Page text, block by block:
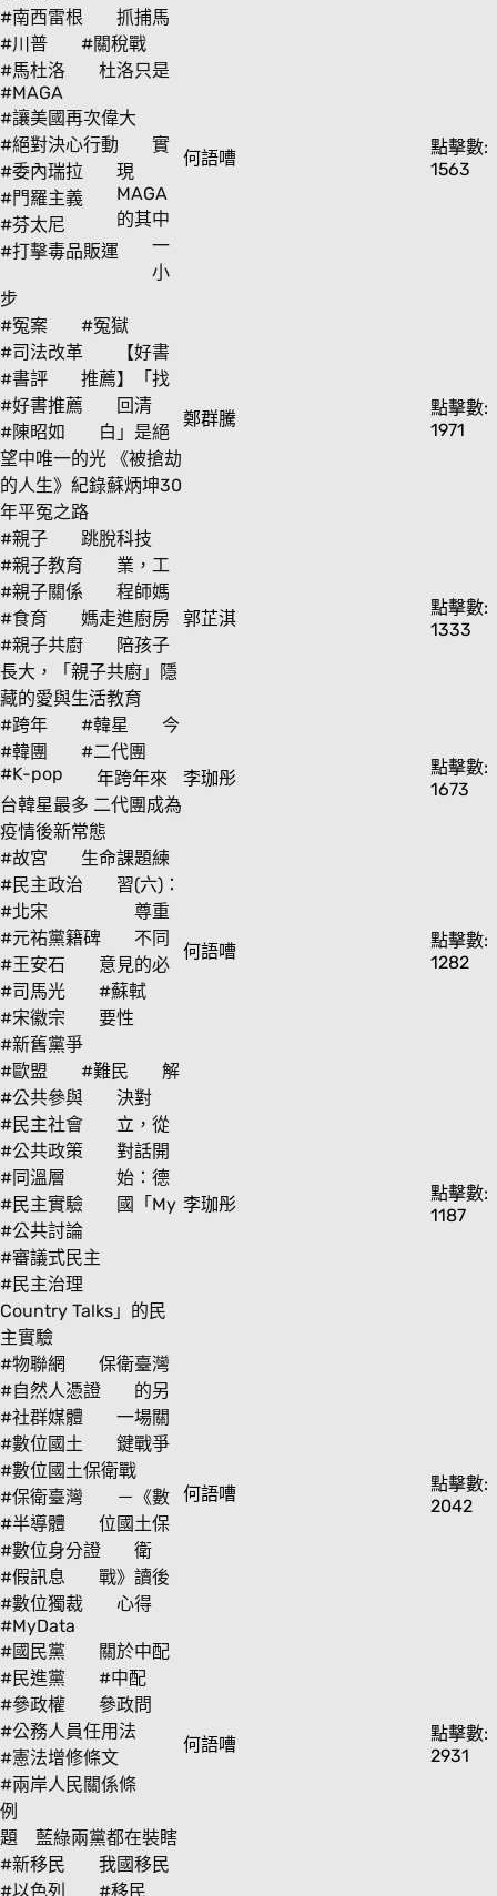
#南西雷根
#川普
#關稅戰
#馬杜洛
#MAGA
#讓美國再次偉大
#絕對決心行動
#委內瑞拉
#門羅主義
#芬太尼
#打擊毒品販運
抓捕馬
杜洛只是
實
現
MAGA
的其中
一
小
步
何語嘈
點擊數:
1563
#冤案
#冤獄
#司法改革
#書評
#好書推薦
#陳昭如
【好書
推薦】「找
回清
白」是絕
望中唯一的光 《被搶劫
的人生》紀錄蘇炳坤30
年平冤之路
鄭群騰
點擊數:
1971
#親子
#親子教育
#親子關係
#食育
#親子共廚
跳脫科技
業，工
程師媽
媽走進廚房
陪孩子
長大，「親子共廚」隱
藏的愛與生活教育
郭芷淇
點擊數:
1333
#跨年
#韓星
#韓團
#二代團
#K-pop
今
年跨年來
台韓星最多 二代團成為
疫情後新常態
李珈彤
點擊數:
1673
#故宮
#民主政治
#北宋
#元祐黨籍碑
#王安石
#司馬光
#蘇軾
#宋徽宗
#新舊黨爭
生命課題練
習(六)：
尊重
不同
意見的必
要性
何語嘈
點擊數:
1282
#歐盟
#難民
#公共參與
#民主社會
#公共政策
#同溫層
#民主實驗
#公共討論
#審議式民主
#民主治理
解
決對
立，從
對話開
始：德
國「My
Country Talks」的民
主實驗
李珈彤
點擊數:
1187
#物聯網
#自然人憑證
#社群媒體
#數位國土
#數位國土保衛戰
#保衛臺灣
#半導體
#數位身分證
#假訊息
#數位獨裁
#MyData
保衛臺灣
的另
一場關
鍵戰爭
－《數
位國土保
衛
戰》讀後
心得
何語嘈
點擊數:
2042
#國民黨
#民進黨
#中配
#參政權
#公務人員任用法
#憲法增修條文
#兩岸人民關係條
例
關於中配
參政問
題 藍綠兩黨都在裝瞎
何語嘈
點擊數:
2931
#新移民
#以色列
#移民
我國移民